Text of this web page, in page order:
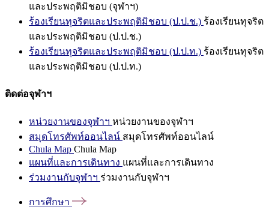
และประพฤติมิชอบ (จุฬาฯ)
ร้องเรียนทุจริตและประพฤติมิชอบ (ป.ป.ช.) ร้องเรียนทุจริต
และประพฤติมิชอบ (ป.ป.ช.)
ร้องเรียนทุจริตและประพฤติมิชอบ (ป.ป.ท.) ร้องเรียนทุจริต
และประพฤติมิชอบ (ป.ป.ท.)
ติดต่อจุฬาฯ
หน่วยงานของจุฬาฯ หน่วยงานของจุฬาฯ
สมุดโทรศัพท์ออนไลน์ สมุดโทรศัพท์ออนไลน์
Chula Map Chula Map
แผนที่และการเดินทาง แผนที่และการเดินทาง
ร่วมงานกับจุฬาฯ ร่วมงานกับจุฬาฯ
การศึกษา